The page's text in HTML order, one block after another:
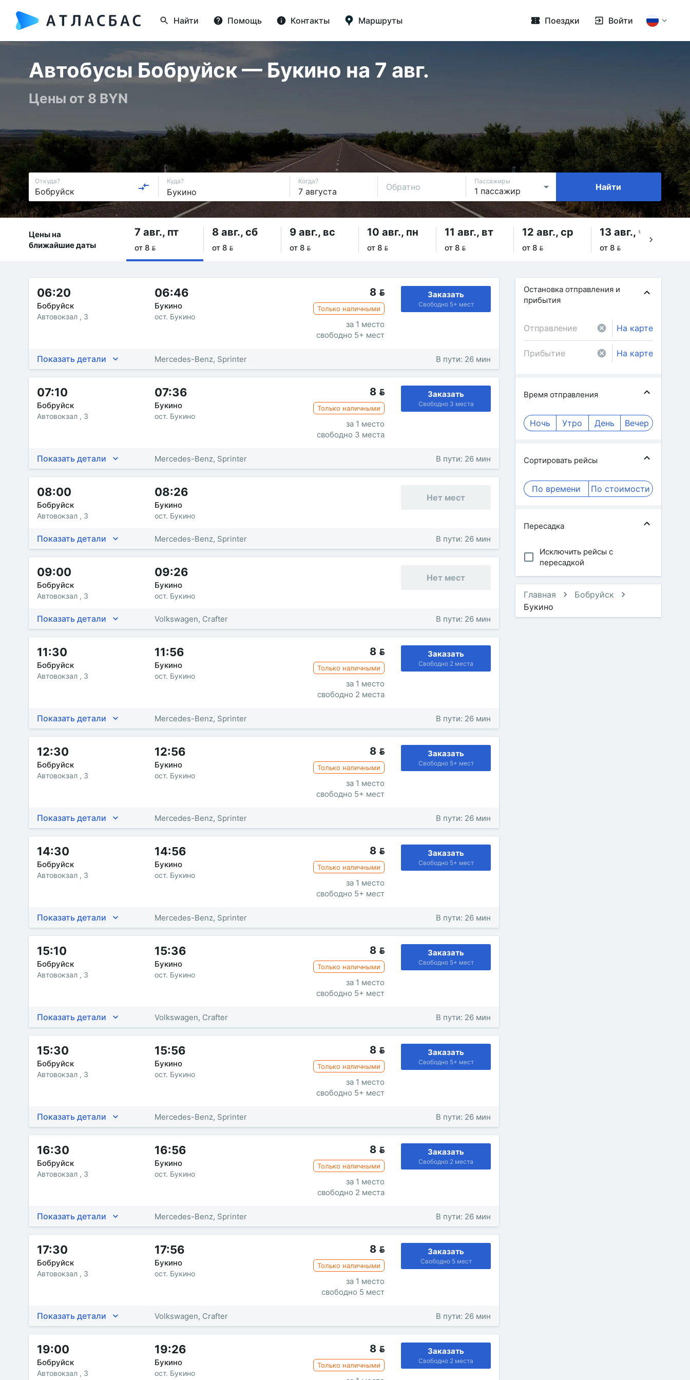
Найти Помощь Контакты Маршруты Поездки Войти
Автобусы Бобруйск — Букино на 7 авг.
Цены от 8 BYN
Откуда? Куда? Когда?
Обратно
Пассажиры
Найти
Цены на
ближайшие даты
7 авг., пт
от 8 
8 авг., сб
от 8 
9 авг., вс
от 8 
10 авг., пн
от 8 
11 авг., вт
от 8 
12 авг., ср
от 8 
13 авг., чт
от 8 
06:20
Бобруйск
Автовокзал , 3
06:46
Букино
ост. Букино
8 
Только наличными
за 1 место
свободно 5+ мест
Заказать
Свободно 5+ мест
Показать детали Mercedes-Benz, Sprinter В пути: 26 мин
07:10
Бобруйск
Автовокзал , 3
07:36
Букино
ост. Букино
8 
Только наличными
за 1 место
свободно 3 места
Заказать
Свободно 3 места
Показать детали Mercedes-Benz, Sprinter В пути: 26 мин
08:00
Бобруйск
Автовокзал , 3
08:26
Букино
ост. Букино
Нет мест
Показать детали Mercedes-Benz, Sprinter В пути: 26 мин
09:00
Бобруйск
Автовокзал , 3
09:26
Букино
ост. Букино
Нет мест
Показать детали Volkswagen, Crafter В пути: 26 мин
11:30
Бобруйск
Автовокзал , 3
11:56
Букино
ост. Букино
8 
Только наличными
за 1 место
свободно 2 места
Заказать
Свободно 2 места
Показать детали Mercedes-Benz, Sprinter В пути: 26 мин
12:30
Бобруйск
Автовокзал , 3
12:56
Букино
ост. Букино
8 
Только наличными
за 1 место
свободно 5+ мест
Заказать
Свободно 5+ мест
Показать детали Mercedes-Benz, Sprinter В пути: 26 мин
14:30
Бобруйск
Автовокзал , 3
14:56
Букино
ост. Букино
8 
Только наличными
за 1 место
свободно 5+ мест
Заказать
Свободно 5+ мест
Показать детали Mercedes-Benz, Sprinter В пути: 26 мин
15:10
Бобруйск
Автовокзал , 3
15:36
Букино
ост. Букино
8 
Только наличными
за 1 место
свободно 5+ мест
Заказать
Свободно 5+ мест
Показать детали Volkswagen, Crafter В пути: 26 мин
15:30
Бобруйск
Автовокзал , 3
15:56
Букино
ост. Букино
8 
Только наличными
за 1 место
свободно 5+ мест
Заказать
Свободно 5+ мест
Показать детали Mercedes-Benz, Sprinter В пути: 26 мин
16:30
Бобруйск
Автовокзал , 3
16:56
Букино
ост. Букино
8 
Только наличными
за 1 место
свободно 2 места
Заказать
Свободно 2 места
Показать детали Mercedes-Benz, Sprinter В пути: 26 мин
17:30
Бобруйск
Автовокзал , 3
17:56
Букино
ост. Букино
8 
Только наличными
за 1 место
свободно 5 мест
Заказать
Свободно 5 мест
Показать детали Volkswagen, Crafter В пути: 26 мин
19:00
Бобруйск
Автовокзал , 3
19:26
Букино
ост. Букино
8 
Только наличными
Заказать
Свободно 2 места
Остановка отправления и
прибытия
На карте
На карте
Время отправления
Ночь Утро День Вечер
Сортировать рейсы
По времени По стоимости
Пересадка
Исключить рейсы с
пересадкой
Главная
Бобруйск
Букино